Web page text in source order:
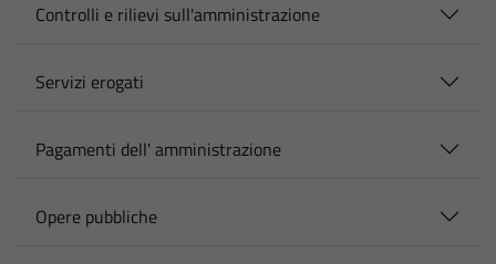
Controlli e rilievi sull'amministrazione
Servizi erogati
Pagamenti dell' amministrazione
Opere pubbliche